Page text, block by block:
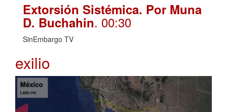
Extorsión Sistémica. Por Muna
D. Buchahin. 00:30
SinEmbargo TV
exilio